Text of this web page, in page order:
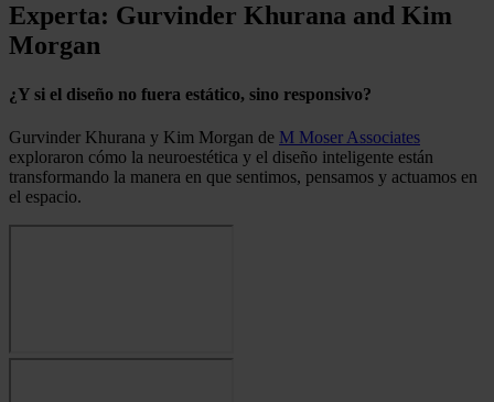
Experta: Gurvinder Khurana and Kim
Morgan
¿Y si el diseño no fuera estático, sino responsivo?
Gurvinder Khurana y Kim Morgan de M Moser Associates
exploraron cómo la neuroestética y el diseño inteligente están
transformando la manera en que sentimos, pensamos y actuamos en
el espacio.